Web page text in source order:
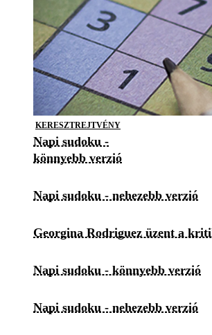
KERESZTREJTVÉNY
Napi sudoku -
könnyebb verzió
Napi sudoku - nehezebb verzió
Georgina Rodriguez üzent a
Napi sudoku - könnyebb verzió
Napi sudoku - nehezebb verzió